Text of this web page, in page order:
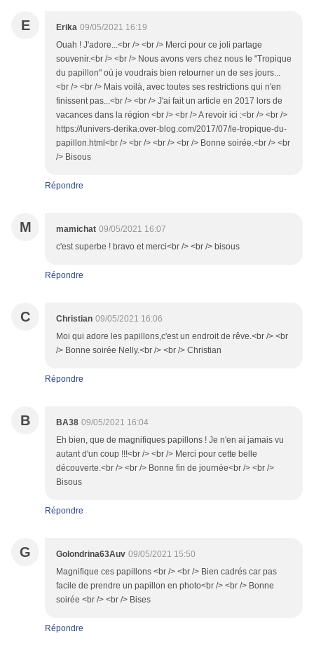
E Erika 09/05/2021 16:19
Ouah ! J'adore...<br /> <br /> Merci pour ce joli partage
souvenir.<br /> <br /> Nous avons vers chez nous le "Tropique
du papillon" où je voudrais bien retourner un de ses jours...
<br /> <br /> Mais voilà, avec toutes ses restrictions qui n'en
finissent pas...<br /> <br /> J'ai fait un article en 2017 lors de
vacances dans la région <br /> <br /> A revoir ici :<br /> <br />
https://lunivers-derika.over-blog.com/2017/07/le-tropique-du-
papillon.html<br /> <br /> <br /> <br /> Bonne soirée.<br /> <br
/> Bisous
Répondre
M mamichat 09/05/2021 16:07
c'est superbe ! bravo et merci<br /> <br /> bisous
Répondre
C Christian 09/05/2021 16:06
Moi qui adore les papillons,c'est un endroit de rêve.<br /> <br
/> Bonne soirée Nelly.<br /> <br /> Christian
Répondre
B BA38 09/05/2021 16:04
Eh bien, que de magnifiques papillons ! Je n'en ai jamais vu
autant d'un coup !!!<br /> <br /> Merci pour cette belle
découverte.<br /> <br /> Bonne fin de journée<br /> <br />
Bisous
Répondre
G Golondrina63Auv 09/05/2021 15:50
Magnifique ces papillons <br /> <br /> Bien cadrés car pas
facile de prendre un papillon en photo<br /> <br /> Bonne
soirée <br /> <br /> Bises
Répondre